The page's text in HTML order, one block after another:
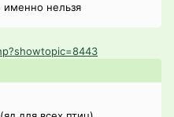
именно нельзя